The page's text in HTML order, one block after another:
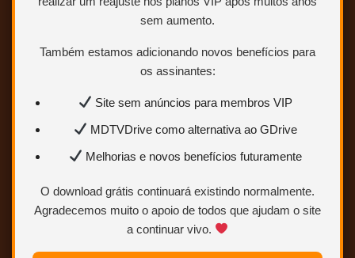
sem aumento.
Também estamos adicionando novos benefícios para
os assinantes:
Site sem anúncios para membros VIP
MDTVDrive como alternativa ao GDrive
Melhorias e novos benefícios futuramente
O download grátis continuará existindo normalmente.
Agradecemos muito o apoio de todos que ajudam o site
a continuar vivo.
ele não vai desistir até que ele tenha o
verão dele correndo com aquela garota
de pom-pom especial nesta comédia
adolescente atrevida dos anos 70.